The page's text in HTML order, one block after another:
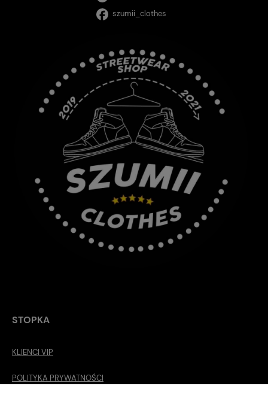
STOPKA
KLIENCI VIP
POLITYKA PRYWATNOŚCI
szumii_clothes